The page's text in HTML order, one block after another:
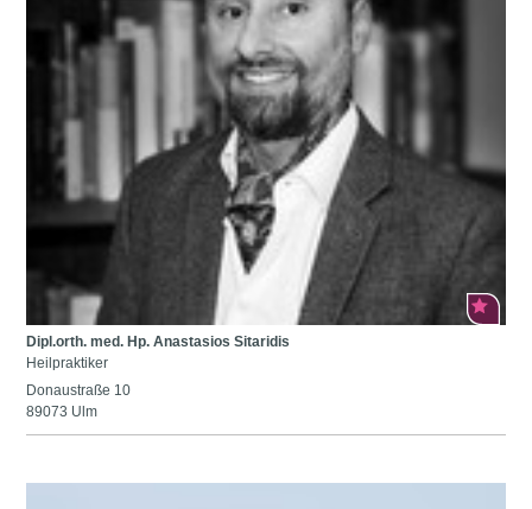
Dipl.orth. med. Hp. Anastasios Sitaridis
Heilpraktiker
Donaustraße 10
89073 Ulm